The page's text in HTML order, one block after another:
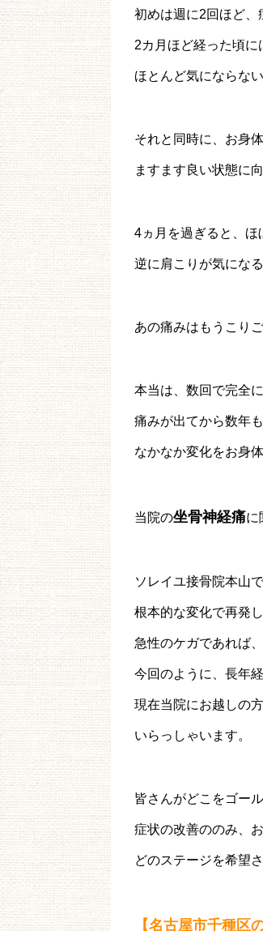
初めは週に2回ほど、
2カ月ほど経った頃に
ほとんど気にならな
それと同時に、お身
ますます良い状態に
4ヵ月を過ぎると、ほ
逆に肩こりが気にな
あの痛みはもうこり
本当は、数回で完全
痛みが出てから数年
なかなか変化をお身
当院の坐骨神経痛に
ソレイユ接骨院本山
根本的な変化で再発
急性のケガであれば
今回のように、長年
現在当院にお越しの
いらっしゃいます。
皆さんがどこをゴー
症状の改善ののみ、
どのステージを希望
【名古屋市千種